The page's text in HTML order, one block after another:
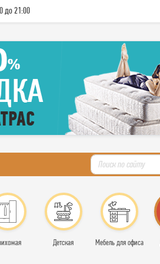
до 21:00
Детская Мебель для офиса